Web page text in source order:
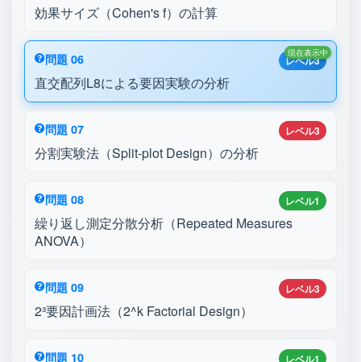
効果サイズ（Cohen's f）の計算
レベル3
問題 06
直交配列L8による要因実験の分析
現在表示中
レベル3
問題 07
分割実験法（Split-plot Design）の分析
レベル1
問題 08
繰り返し測定分散分析（Repeated Measures
ANOVA）
レベル3
問題 09
2³要因計画法（2^k Factorial Design）
レベル1
問題 10